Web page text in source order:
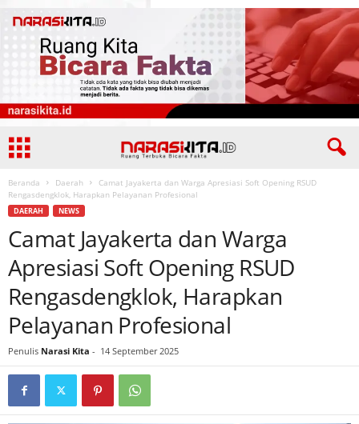
Beranda Daerah
Camat Jayakerta dan Warga Apresiasi Soft Opening RSUD
Rengasdengklok, Harapkan Pelayanan Profesional
DAERAH NEWS
Camat Jayakerta dan Warga
Apresiasi Soft Opening RSUD
Rengasdengklok, Harapkan
Pelayanan Profesional
Penulis Narasi Kita - 14 September 2025